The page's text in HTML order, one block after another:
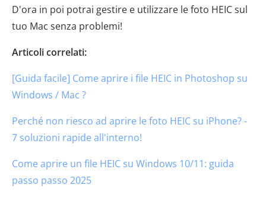
D'ora in poi potrai gestire e utilizzare le foto HEIC sul
tuo Mac senza problemi!
Articoli correlati:
[Guida facile] Come aprire i file HEIC in Photoshop su
Windows / Mac ?
Perché non riesco ad aprire le foto HEIC su iPhone? -
7 soluzioni rapide all'interno!
Come aprire un file HEIC su Windows 10/11: guida
passo passo 2025